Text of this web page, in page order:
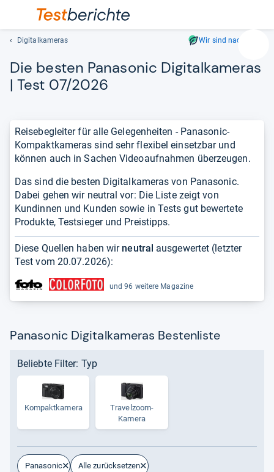
Geben
und
sich
den
Digitalkameras Wir sind nachhaltig
Die bes­ten Pana­so­nic Digi­tal­ka­me­ras
| Test 07/2026
Reisebegleiter für alle Gelegenheiten - Panasonic-
Kompaktkameras sind sehr flexibel einsetzbar und
können auch in Sachen Videoaufnahmen überzeugen.
Das sind die besten Digitalkameras von Panasonic.
Dabei gehen wir neutral vor: Die Liste zeigt von
Kundinnen und Kunden sowie in Tests gut bewertete
Produkte, Testsieger und Preistipps.
Diese Quellen haben wir neutral ausgewertet (letzter
Test vom 20.07.2026):
und 96 weitere Magazine
Panasonic Digitalkameras Bestenliste
Beliebte Filter: Typ
Kom­pakt­ka­mera
Tra­vel­zoom-​
Kamera
Panasonic Alle zurücksetzen